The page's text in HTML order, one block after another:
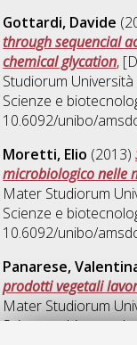
Gottardi, Davide
through sequencial
chemical glycation,
Studiorum
Scienze e
10.6092/unibo/
Moretti, Elio (2013)
microbiologico nelle
Mater Studiorum
Scienze e
10.6092/unibo/
Panarese,
prodotti vegetali
Mater Studiorum
Scienze e